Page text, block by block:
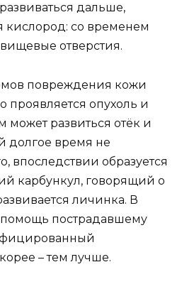
дальше,
кислород: со временем
отверстия.
повреждения кожи
проявляется опухоль и
может развиться отёк и
долгое время не
впоследствии образуется
карбункул, говорящий о
личинка. В
помощь пострадавшему
– тем лучше.